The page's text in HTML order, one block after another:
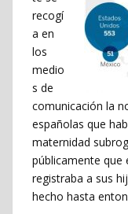
recogí
a en
los
medio
s de
comunicación la
españolas que
maternidad
públicamente que
registraba a sus
hecho hasta